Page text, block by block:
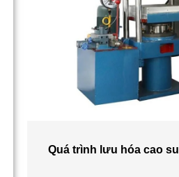
Quá trình lưu hóa cao su